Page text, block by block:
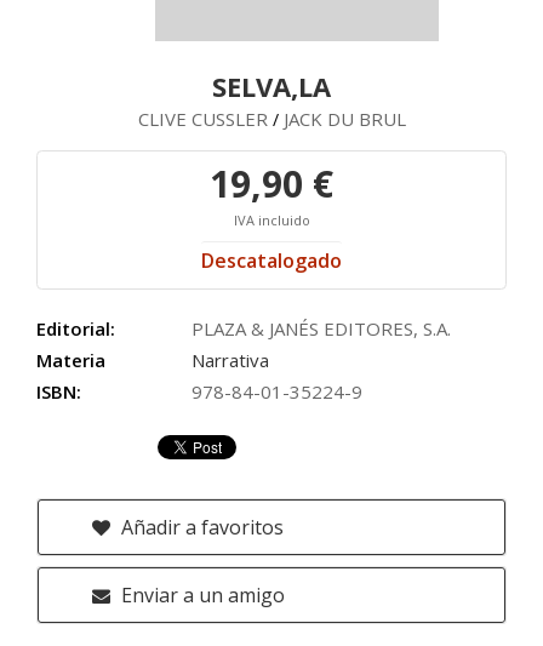
SELVA,LA
CLIVE CUSSLER/ JACK DU BRUL
19,90 €
IVA incluido
Descatalogado
Editorial:
PLAZA & JANÉS EDITORES, S.A.
Materia
Narrativa
ISBN:
978-84-01-35224-9
Añadir a favoritos
Enviar a un amigo